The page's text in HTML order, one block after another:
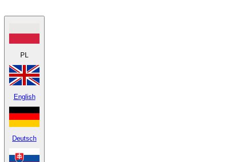
PL
English
Deutsch